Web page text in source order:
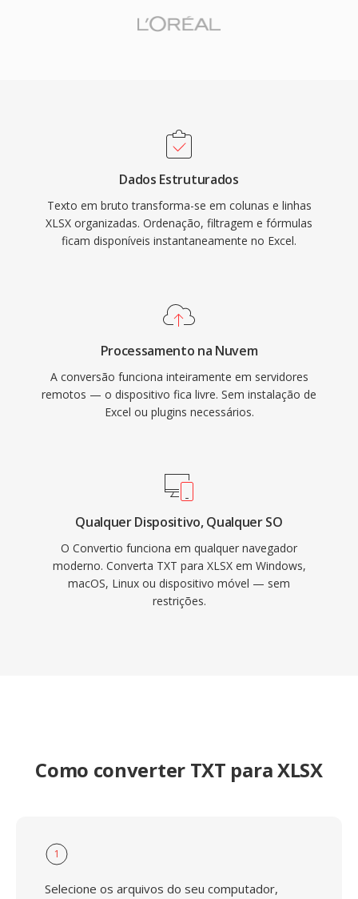
Dados Estruturados
Texto em bruto transforma-se em colunas e linhas
XLSX organizadas. Ordenação, filtragem e fórmulas
ficam disponíveis instantaneamente no Excel.
Processamento na Nuvem
A conversão funciona inteiramente em servidores
remotos — o dispositivo fica livre. Sem instalação de
Excel ou plugins necessários.
Qualquer Dispositivo, Qualquer SO
O Convertio funciona em qualquer navegador
moderno. Converta TXT para XLSX em Windows,
macOS, Linux ou dispositivo móvel — sem
restrições.
Como converter TXT para XLSX
1
Selecione os arquivos do seu computador,